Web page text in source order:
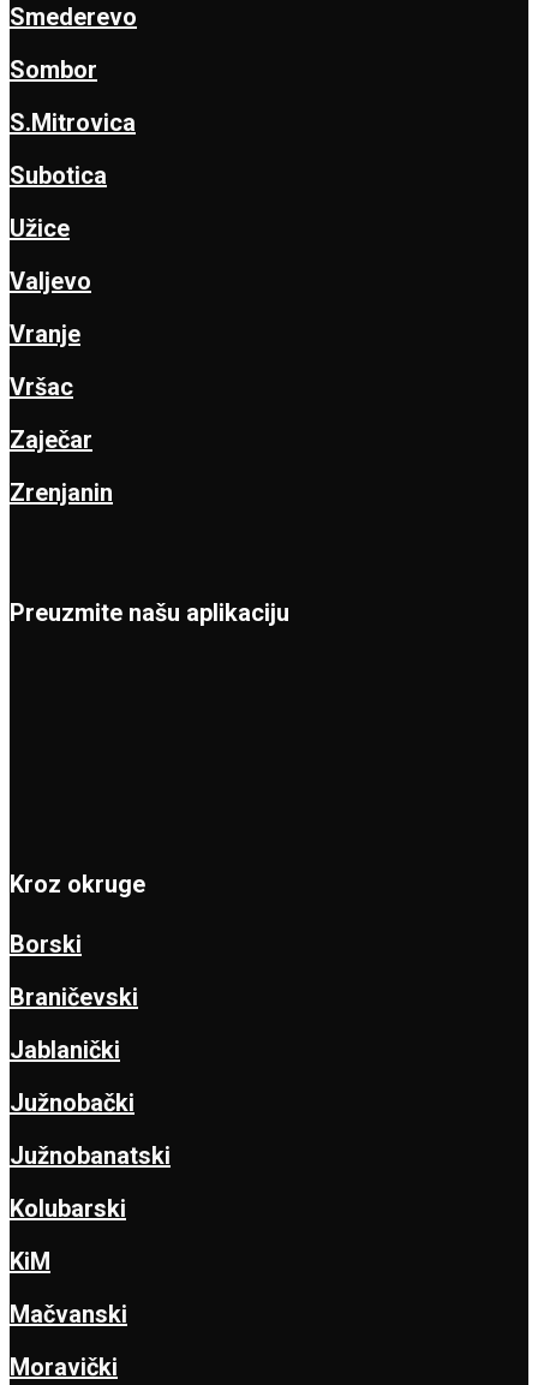
Smederevo
Sombor
S.Mitrovica
Subotica
Užice
Valjevo
Vranje
Vršac
Zaječar
Zrenjanin
Preuzmite našu aplikaciju
Kroz okruge
Borski
Braničevski
Jablanički
Južnobački
Južnobanatski
Kolubarski
KiM
Mačvanski
Moravički